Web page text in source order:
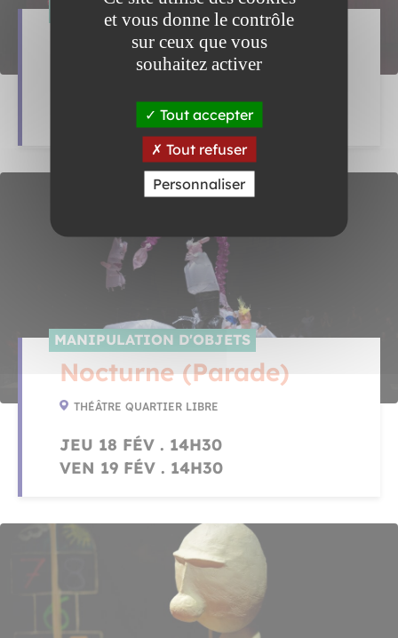
d’amour
VEN 12 FÉV . 14H30
MANIPULATION D'OBJETS
Nocturne (Parade)
THÉÂTRE QUARTIER LIBRE
JEU 18 FÉV . 14H30
VEN 19 FÉV . 14H30
et vous donne le contrôle
sur ceux que vous
souhaitez activer
Tout accepter
Tout refuser
Personnaliser